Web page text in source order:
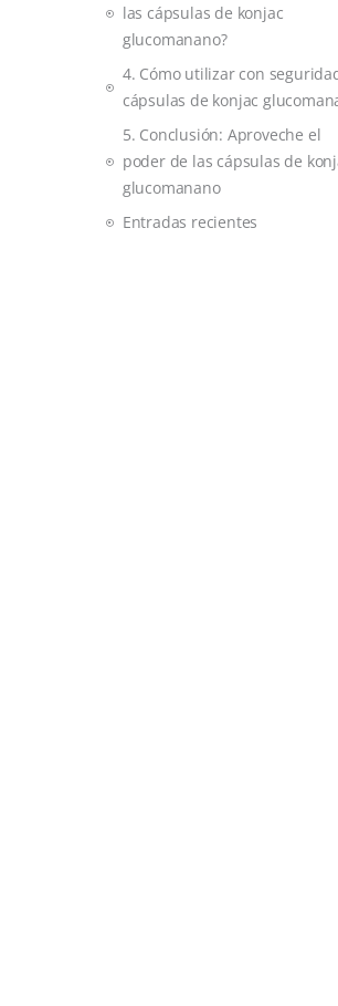
las cápsulas de konjac
glucomanano?
4. Cómo utilizar con
cápsulas de konjac
5. Conclusión: Aproveche el
poder de las cápsulas de
glucomanano
Entradas recientes